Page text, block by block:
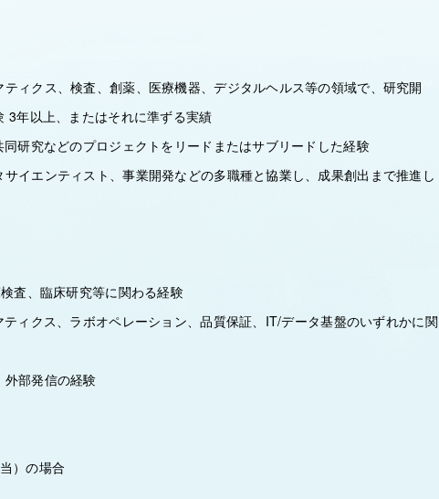
ティクス、検査、創薬、医療機器、デジタルヘルス等の領域で、研究開
3年以上、またはそれに準ずる実績
研究などのプロジェクトをリードまたはサブリードした経験
サイエンティスト、事業開発などの多職種と協業し、成果創出まで推進し
査、臨床研究等に関わる経験
ティクス、ラボオペレーション、品質保証、IT/データ基盤のいずれかに関
外部発信の経験
）の場合